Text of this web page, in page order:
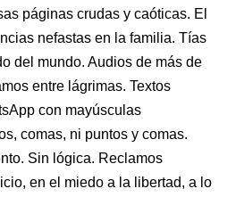
páginas crudas y caóticas. El
nefastas en la familia. Tías
del mundo. Audios de más de
entre lágrimas. Textos
con mayúsculas
comas, ni puntos y comas.
Sin lógica. Reclamos
en el miedo a la libertad, a lo